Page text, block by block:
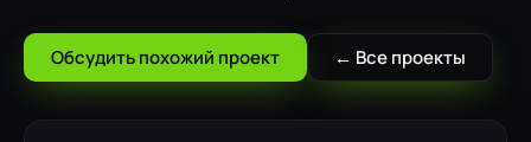
Обсудить похожий проект ← Все проекты